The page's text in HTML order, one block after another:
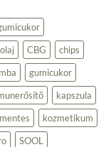
CBG
chips
gumicukor
kapszula
kozmetikum
SOOL